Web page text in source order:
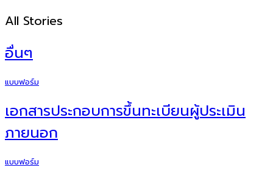
All Stories
อื่นๆ
แบบฟอร์ม
เอกสารประกอบการขึ้นทะเบียนผู้ประเมิน
ภายนอก
แบบฟอร์ม